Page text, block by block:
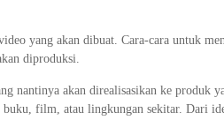
yang akan dibuat. Cara-cara untuk
diproduksi.
nantinya akan direalisasikan ke produk
film, atau lingkungan sekitar. Dari